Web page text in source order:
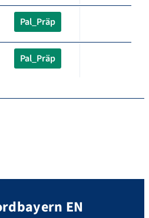
Pal_Präp
Pal_Präp
EN